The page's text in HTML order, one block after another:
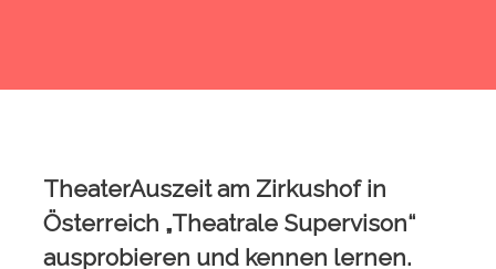
TheaterAuszeit am Zirkushof in
Österreich „Theatrale Supervison“
ausprobieren und kennen lernen.